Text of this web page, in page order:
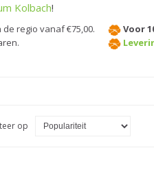
Kolbach!
regio vanaf €75,00. Voor
op